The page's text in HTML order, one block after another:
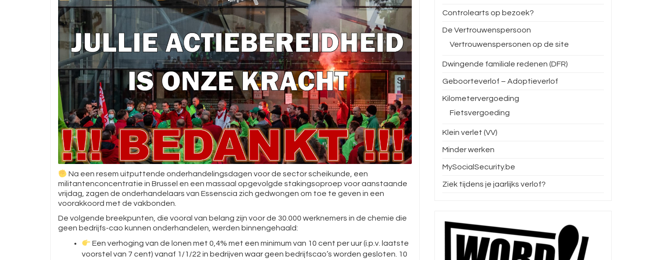
Na een resem uitputtende onderhandelingsdagen voor de sector scheikunde, een
militantenconcentratie in Brussel en een massaal opgevolgde stakingsoproep voor aanstaande
vrijdag, zagen de onderhandelaars van Essenscia zich gedwongen om toe te geven in een
voorakkoord met de vakbonden.
De volgende breekpunten, die vooral van belang zijn voor de 30.000 werknemers in de chemie die
geen bedrijfs-cao kunnen onderhandelen, werden binnengehaald:
Een verhoging van de lonen met 0,4% met een minimum van 10 cent per uur (i.p.v. laatste
voorstel van 7 cent) vanaf 1/1/22 in bedrijven waar geen bedrijfscao’s worden gesloten. 10
Controlearts op bezoek?
De Vertrouwenspersoon
Vertrouwenspersonen op de site
Dwingende familiale redenen (DFR)
Geboorteverlof – Adoptieverlof
Kilometervergoeding
Fietsvergoeding
Klein verlet (VV)
Minder werken
MySocialSecurity.be
Ziek tijdens je jaarlijks verlof?